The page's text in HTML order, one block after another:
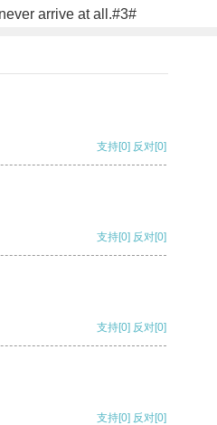
arrive at all.#3#
支持[0] 反对[0]
支持[0] 反对[0]
支持[0] 反对[0]
支持[0] 反对[0]